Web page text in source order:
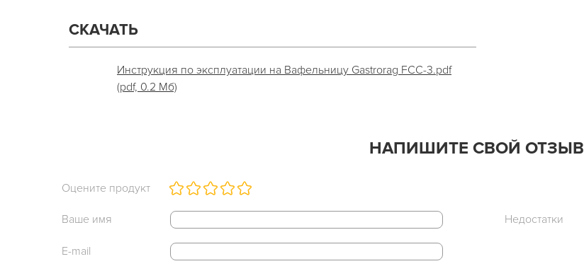
СКАЧАТЬ
Инструкция по эксплуатации на Вафельницу Gastrorag FCC-3.pdf
(pdf, 0.2 Мб)
НАПИШИТЕ СВОЙ ОТЗЫВ
Оцените продукт
Ваше имя
E-mail
Недостатки